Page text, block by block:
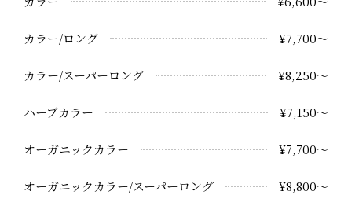
カラー/ロング ¥7,700～
カラー/スーパーロング ¥8,250～
ハーブカラー ¥7,150～
オーガニックカラー ¥7,700～
オーガニックカラー/スーパーロング ¥8,800～